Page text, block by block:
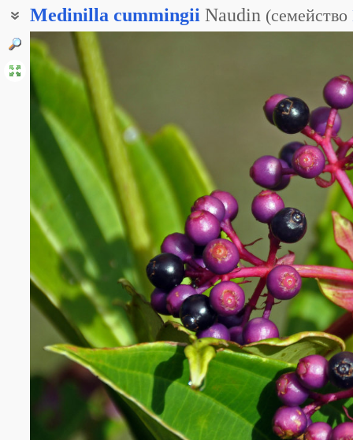
Medinilla cummingii Naudin (семейство
Мединилла Камминга
Мединилла Каминга